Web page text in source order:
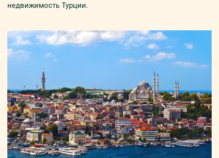
недвижимость Турции.